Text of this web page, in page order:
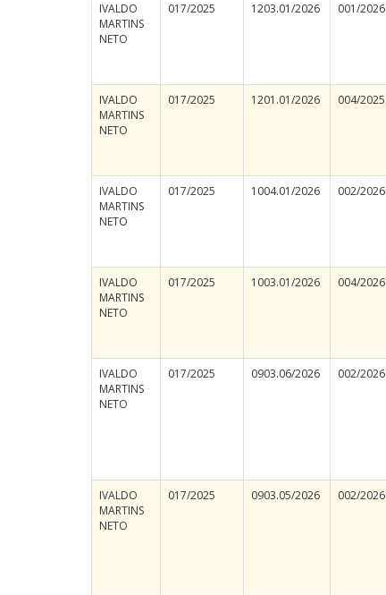
IVALDO
MARTINS
NETO
017/2025 1203.01/2026 001/2026
IVALDO
MARTINS
NETO
017/2025 1201.01/2026 004/2025
IVALDO
MARTINS
NETO
017/2025 1004.01/2026 002/2026
IVALDO
MARTINS
NETO
017/2025 1003.01/2026 004/2026
IVALDO
MARTINS
NETO
017/2025 0903.06/2026 002/2026
IVALDO
MARTINS
NETO
017/2025 0903.05/2026 002/2026